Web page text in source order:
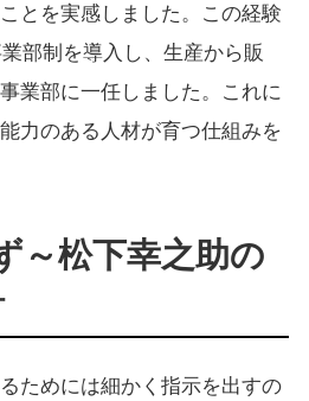
とを実感しました。この経験
部制を導入し、生産から販
業部に一任しました。これに
力のある人材が育つ仕組みを
～松下幸之助の
ためには細かく指示を出すの